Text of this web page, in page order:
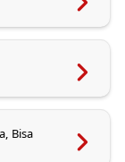
Bisa